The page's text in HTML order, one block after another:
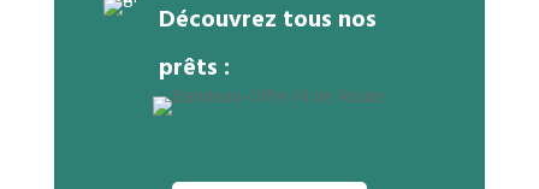
Découvrez tous nos
prêts :